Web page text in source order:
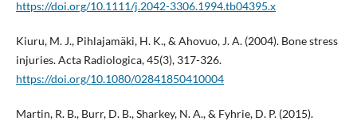
https://doi.org/10.1111/j.2042-3306.1994.tb04395.x
Kiuru, M. J., Pihlajamäki, H. K., & Ahovuo, J. A. (2004). Bone stress
injuries. Acta Radiologica, 45(3), 317-326.
https://doi.org/10.1080/02841850410004
Martin, R. B., Burr, D. B., Sharkey, N. A., & Fyhrie, D. P. (2015).